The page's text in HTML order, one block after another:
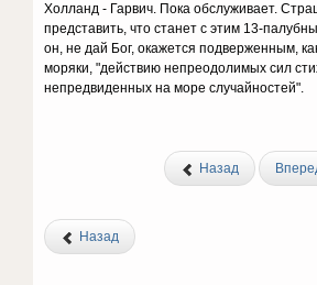
Холланд - Гарвич. Пока обслуживает.
представить, что станет с этим 13-
он, не дай Бог, окажется подверженным,
моряки, "действию непреодолимых сил
непредвиденных на море случайностей".
Назад
Назад